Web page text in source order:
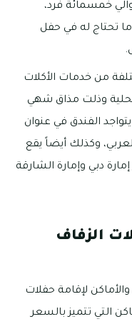
خمسمائة فرد،
تحتاج له في حفل
من خدمات الأكلات
وذلت مذاق شهي
الفندق في عنوان
وكذلك أيضاً يقع
دبي وإمارة الشارقة
الزفاف
لإقامة حفلات
التي تتميز بالسعر